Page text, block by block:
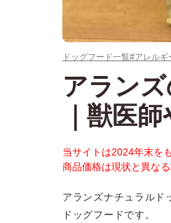
ドッグフード一覧#アレルギ
アラン
｜獣医
当サイトは2024年末を
商品価格は現状と異な
アランズナチュラルド
ドッグフードです。